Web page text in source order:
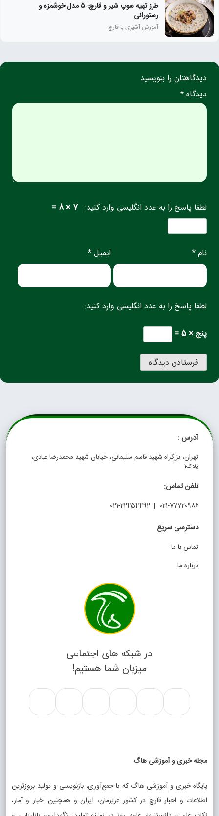
طرز تهیه سوپ شیر و قارچ؛ ۵ مدل خوشمزه و
رستورانی
آموزش آشپزی با قارچ
دیدگاهتان را بنویسید
دیدگاه *
لطفا پاسخ را به عدد انگلیسی وارد کنید: 7 × 8 =
نام * ایمیل *
لطفا پاسخ را به عدد انگلیسی وارد کنید:
پنج × 5 =
آدرس :
تهران، بزرگراه شهید قاسم سلیمانی، خیابان شهید محمدرضا عبادی،
پلاک1
تلفن تماس:
021-77720986 | 021-22454492
دسترسی سریع
تماس با ما
درباره ما
در شبکه های اجتماعی
میزبان شما هستیم!
مجله خبری و آموزشی هاگ
پایگاه خبری و آموزشی هاگ که با جمع‌آوری، بازنویسی و تولید بروزترین
اطلاعات و اخبار قارچ در کشور عزیزمان، ایران و همچنین اخبار و آمار،